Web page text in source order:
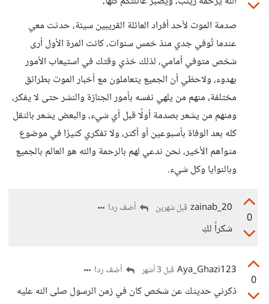
صدمة الموت لأحد أفراد العائلة القريبين سيئة، حدثت معي
عندما تُوفي جدي منذ خمس سنوات، كانت المرة الأول أرى
شخص متوفي أمامي، لذلك خذي وقتك في استيعاب الأمور
بهدوء، ولاحظي أن الجميع يتعاملون مع أخبار الموت بطرائق
مختلفة، منهم من يلهي نفسه بأمور الجنازة والنشر حتى لا يفكر،
ومنهم من يشعر بصدمة أولًا قبل أي شيء، والبعض يشعر بالثقل
كله بعد الوفاة بأسبوعين أو أكثر، ولا تفكري كثيرًا في موضوع
مثواهم الأخير، نحن ندعي لهم بالرحمة والله هو العالم بالجميع
وبالنوايا وكل شيء.
0
zainab_20 قبل شهرين أضف ردا
شكراً لكِ
0
Aya_Ghazi123 قبل 3 أشهر أضف ردا
ذكرني حديثك عن شخص كان في زمن الرسول صلى الله عليه